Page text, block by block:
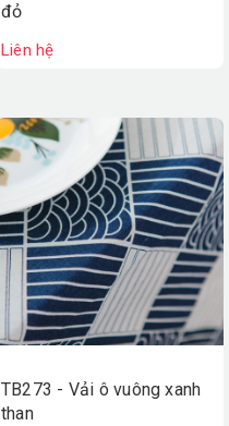
đỏ
Liên hệ
TB273 - Vải ô vuông xanh
than